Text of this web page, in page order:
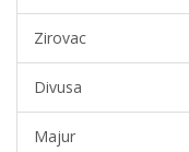
Zirovac
Divusa
Majur